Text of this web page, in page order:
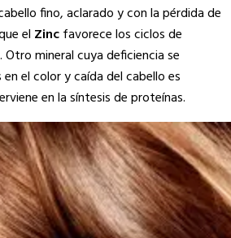
fino, aclarado y con la pérdida de
el Zincfavorece los ciclos de
mineral cuya deficiencia se
el color y caída del cabello es
en la síntesis de proteínas.